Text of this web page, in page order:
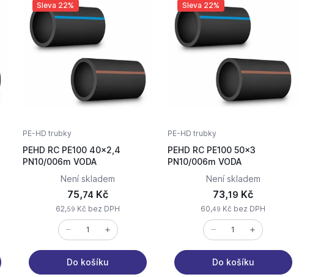
Sleva 22%
PE-HD trubky
PEHD RC PE100 40x2,4
PN10/006m VODA
Není skladem
75,74 Kč
62,59 Kč bez DPH
Do košíku
Sleva 22%
PE-HD trubky
PEHD RC PE100 50x3
PN10/006m VODA
Není skladem
73,19 Kč
60,49 Kč bez DPH
Do košíku